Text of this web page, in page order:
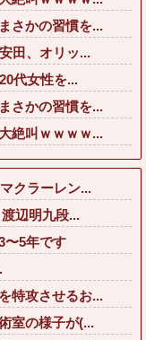
さかの習慣を...
田、オリッ...
代女性を...
さかの習慣を...
絶叫ｗｗｗｗ...
クラーレン...
辺明九段...
〜5年です
特攻させるお...
室の様子が(...